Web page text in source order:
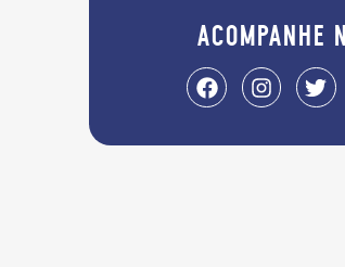
acompanhe